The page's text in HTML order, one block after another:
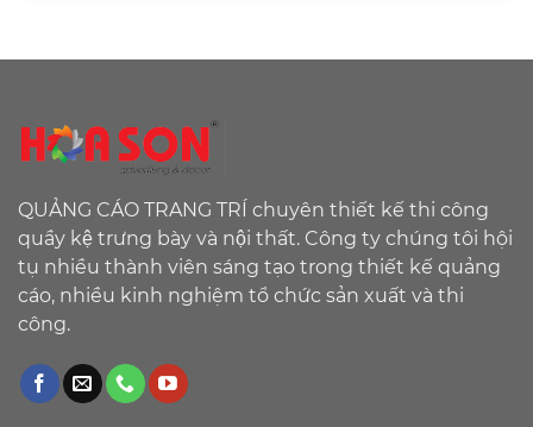
QUẢNG CÁO TRANG TRÍ chuyên thiết kế thi công
quầy kệ trưng bày và nội thất. Công ty chúng tôi hội
tụ nhiều thành viên sáng tạo trong thiết kế quảng
cáo, nhiều kinh nghiệm tổ chức sản xuất và thi
công.